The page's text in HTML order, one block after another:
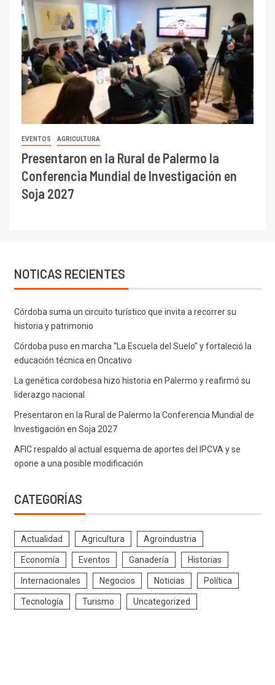
EVENTOS AGRICULTURA
Presentaron en la Rural de Palermo la
Conferencia Mundial de Investigación en
Soja 2027
NOTICAS RECIENTES
Córdoba suma un circuito turístico que invita a recorrer su
historia y patrimonio
Córdoba puso en marcha “La Escuela del Suelo” y fortaleció la
educación técnica en Oncativo
La genética cordobesa hizo historia en Palermo y reafirmó su
liderazgo nacional
Presentaron en la Rural de Palermo la Conferencia Mundial de
Investigación en Soja 2027
AFIC respaldo al actual esquema de aportes del IPCVA y se
opone a una posible modificación
CATEGORÍAS
Actualidad Agricultura Agroindustria
Economía Eventos Ganadería Historias
Internacionales Negocios Noticias Política
Tecnología Turismo Uncategorized